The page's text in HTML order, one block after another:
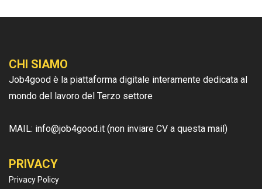
CHI SIAMO
Job4good è la piattaforma digitale interamente dedicata al
mondo del lavoro del Terzo settore
MAIL: info@job4good.it (non inviare CV a questa mail)
PRIVACY
Privacy Policy